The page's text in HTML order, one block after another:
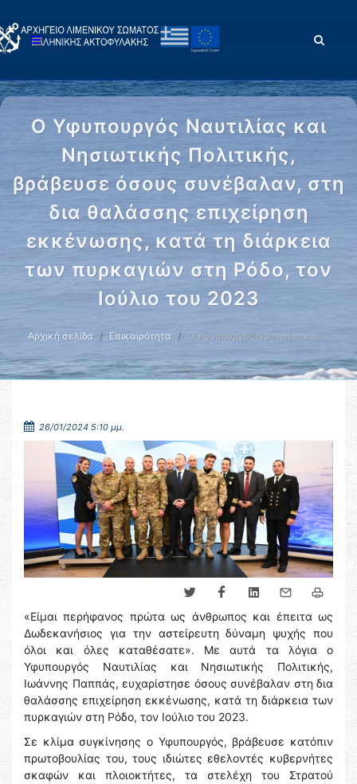
Ο Υφυπουργός Ναυτιλίας και
Νησιωτικής Πολιτικής,
βράβευσε όσους συνέβαλαν, στη
δια θαλάσσης επιχείρηση
εκκένωσης, κατά τη διάρκεια
των πυρκαγιών στη Ρόδο, τον
Ιούλιο του 2023
Αρχική σελίδα Επικαιρότητα Ο Υφυπουργός Ναυτιλίας και …
26/01/2024 5:10 μμ.
«Είμαι περήφανος πρώτα ως άνθρωπος και έπειτα ως
Δωδεκανήσιος για την αστείρευτη δύναμη ψυχής που
όλοι και όλες καταθέσατε». Με αυτά τα λόγια ο
Υφυπουργός Ναυτιλίας και Νησιωτικής Πολιτικής,
Ιωάννης Παππάς, ευχαρίστησε όσους συνέβαλαν στη δια
θαλάσσης επιχείρηση εκκένωσης, κατά τη διάρκεια των
πυρκαγιών στη Ρόδο, τον Ιούλιο του 2023.
Σε κλίμα συγκίνησης ο Υφυπουργός, βράβευσε κατόπιν
πρωτοβουλίας του, τους ιδιώτες εθελοντές κυβερνήτες
σκαφών και πλοιοκτήτες, τα στελέχη του Στρατού